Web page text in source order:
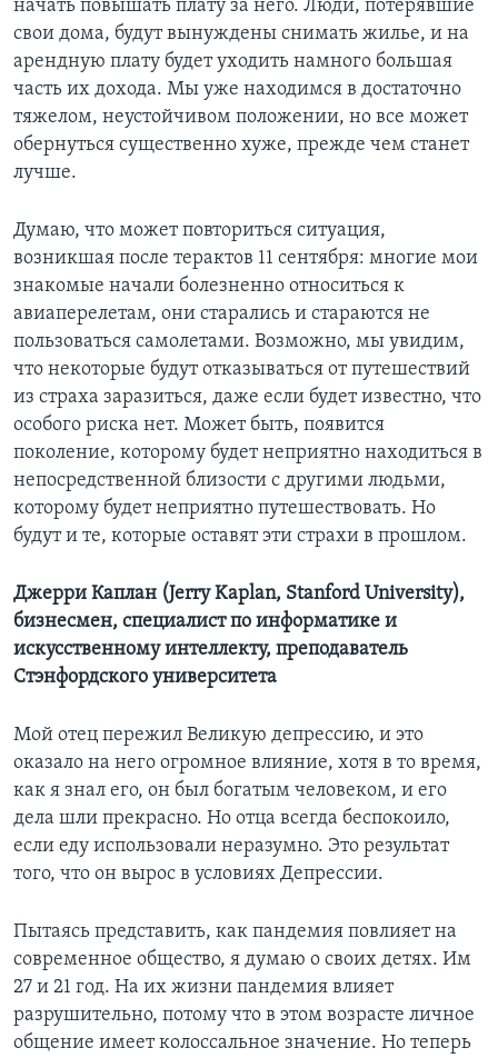
начать повышать плату за него. Люди, потерявшие
свои дома, будут вынуждены снимать жилье, и на
арендную плату будет уходить намного большая
часть их дохода. Мы уже находимся в достаточно
тяжелом, неустойчивом положении, но все может
обернуться существенно хуже, прежде чем станет
лучше.
Думаю, что может повториться ситуация,
возникшая после терактов 11 сентября: многие мои
знакомые начали болезненно относиться к
авиаперелетам, они старались и стараются не
пользоваться самолетами. Возможно, мы увидим,
что некоторые будут отказываться от путешествий
из страха заразиться, даже если будет известно, что
особого риска нет. Может быть, появится
поколение, которому будет неприятно находиться в
непосредственной близости с другими людьми,
которому будет неприятно путешествовать. Но
будут и те, которые оставят эти страхи в прошлом.
Джерри Каплан (Jerry Kaplan, Stanford University),
бизнесмен, специалист по информатике и
искусственному интеллекту, преподаватель
Стэнфордского университета
Мой отец пережил Великую депрессию, и это
оказало на него огромное влияние, хотя в то время,
как я знал его, он был богатым человеком, и его
дела шли прекрасно. Но отца всегда беспокоило,
если еду использовали неразумно. Это результат
того, что он вырос в условиях Депрессии.
Пытаясь представить, как пандемия повлияет на
современное общество, я думаю о своих детях. Им
27 и 21 год. На их жизни пандемия влияет
разрушительно, потому что в этом возрасте личное
общение имеет колоссальное значение. Но теперь